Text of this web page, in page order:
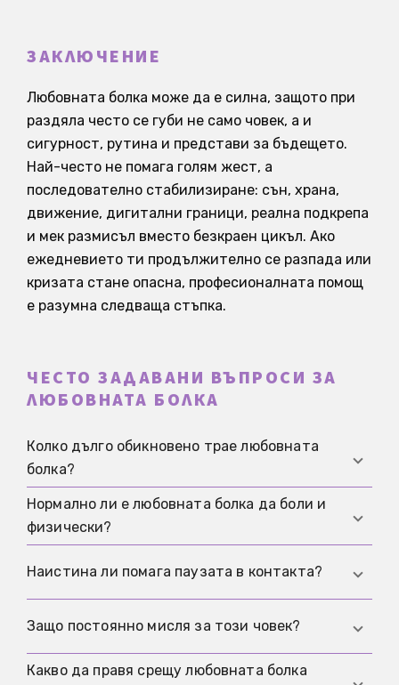
ЗАКЛЮЧЕНИЕ
Любовната болка може да е силна, защото при
раздяла често се губи не само човек, а и
сигурност, рутина и представи за бъдещето.
Най-често не помага голям жест, а
последователно стабилизиране: сън, храна,
движение, дигитални граници, реална подкрепа
и мек размисъл вместо безкраен цикъл. Ако
ежедневието ти продължително се разпада или
кризата стане опасна, професионалната помощ
е разумна следваща стъпка.
ЧЕСТО ЗАДАВАНИ ВЪПРОСИ ЗА
ЛЮБОВНАТА БОЛКА
Колко дълго обикновено трае любовната
болка?
Това е много различно. При много хора става
осезаемо по-леко след няколко седмици, а на
все още има контакт или ежедневието е било
силно свързано с човека.
Нормално ли е любовната болка да боли и
физически?
Да. Проблемите със съня, вътрешното
в апетита или трудностите с концентрацията
реагира на болката от раздялата като на
Наистина ли помага паузата в контакта?
За много хора да. Особено когато всяко
нова надежда, нов гняв или нови кръгове на
Защо постоянно мисля за този човек?
Защото мозъкът търси обяснение, контрол и
Какво да правя срещу любовната болка